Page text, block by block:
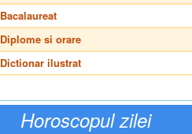
Bacalaureat
Diplome si orare
Dictionar ilustrat
Horoscopul zilei